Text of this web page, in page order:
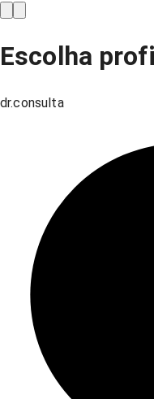
Escolha
dr.consulta